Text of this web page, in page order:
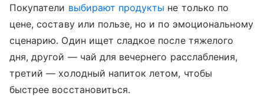
Покупатели выбирают продукты не только по
цене, составу или пользе, но и по эмоциональному
сценарию. Один ищет сладкое после тяжелого
дня, другой — чай для вечернего расслабления,
третий — холодный напиток летом, чтобы
быстрее восстановиться.